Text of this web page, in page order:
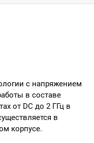
с напряжением
в составе
от DC до 2 ГГц в
в
корпусе.